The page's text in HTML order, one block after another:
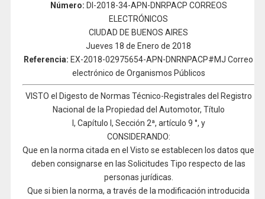
Número: DI-2018-34-APN-DNRPACP CORREOS
ELECTRÓNICOS
CIUDAD DE BUENOS AIRES
Jueves 18 de Enero de 2018
Referencia: EX-2018-02975654-APN-DNRNPACP#MJ Correo
electrónico de Organismos Públicos
VISTO el Digesto de Normas Técnico-Registrales del Registro
Nacional de la Propiedad del Automotor, Título
I, Capítulo I, Sección 2ª, artículo 9 °, y
CONSIDERANDO:
Que en la norma citada en el Visto se establecen los datos que
deben consignarse en las Solicitudes Tipo respecto de las
personas jurídicas.
Que si bien la norma, a través de la modificación introducida